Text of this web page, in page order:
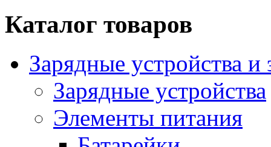
Каталог товаров
Зарядные устройства
Зарядные устройства
Элементы питания